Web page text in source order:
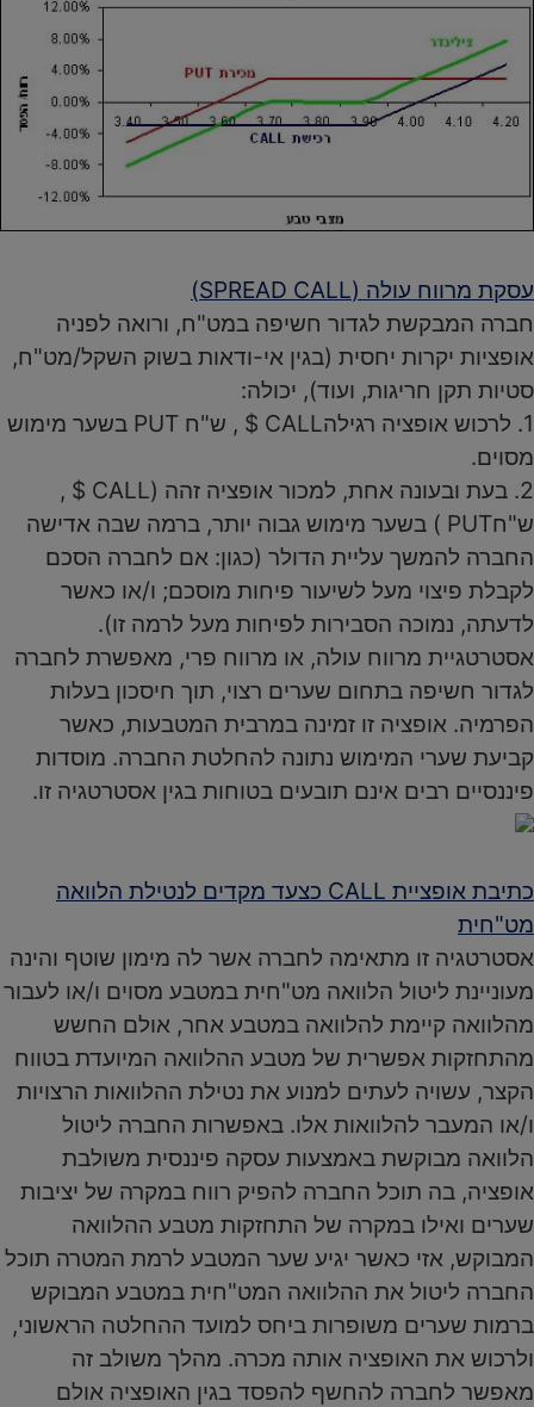
עסקת מרווח עולה (SPREAD CALL)
חברה המבקשת לגדור חשיפה במט"ח, ורואה לפניה
אופציות יקרות יחסית (בגין אי-ודאות בשוק השקל/מט"ח,
סטיות תקן חריגות, ועוד), יכולה:
1. לרכוש אופציה רגילהCALL $ , ש"ח PUT בשער מימוש
מסוים.
2. בעת ובעונה אחת, למכור אופציה זהה (CALL $ ,
ש"חPUT ) בשער מימוש גבוה יותר, ברמה שבה אדישה
החברה להמשך עליית הדולר (כגון: אם לחברה הסכם
לקבלת פיצוי מעל לשיעור פיחות מוסכם; ו/או כאשר
לדעתה, נמוכה הסבירות לפיחות מעל לרמה זו).
אסטרטגיית מרווח עולה, או מרווח פרי, מאפשרת לחברה
לגדור חשיפה בתחום שערים רצוי, תוך חיסכון בעלות
הפרמיה. אופציה זו זמינה במרבית המטבעות, כאשר
קביעת שערי המימוש נתונה להחלטת החברה. מוסדות
פיננסיים רבים אינם תובעים בטוחות בגין אסטרטגיה זו.
כתיבת אופציית CALL כצעד מקדים לנטילת הלוואה
מט"חית
אסטרטגיה זו מתאימה לחברה אשר לה מימון שוטף והינה
מעוניינת ליטול הלוואה מט"חית במטבע מסוים ו/או לעבור
מהלוואה קיימת להלוואה במטבע אחר, אולם החשש
מהתחזקות אפשרית של מטבע ההלוואה המיועדת בטווח
הקצר, עשויה לעתים למנוע את נטילת ההלוואות הרצויות
ו/או המעבר להלוואות אלו. באפשרות החברה ליטול
הלוואה מבוקשת באמצעות עסקה פיננסית משולבת
אופציה, בה תוכל החברה להפיק רווח במקרה של יציבות
שערים ואילו במקרה של התחזקות מטבע ההלוואה
המבוקש, אזי כאשר יגיע שער המטבע לרמת המטרה תוכל
החברה ליטול את ההלוואה המט"חית במטבע המבוקש
ברמות שערים משופרות ביחס למועד ההחלטה הראשוני,
ולרכוש את האופציה אותה מכרה. מהלך משולב זה
מאפשר לחברה להחשף להפסד בגין האופציה אולם